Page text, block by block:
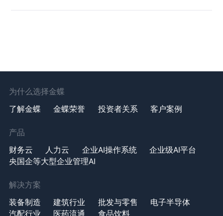
为什么选择金蝶
了解金蝶
金蝶荣誉 投资者关系 客户案例
产品
财务云
人力云 企业AI操作系统
企业级AI平台
央国企等大型企业管理AI
解决方案
装备制造
建筑行业 批发与零售
电子半导体
汽配行业
医药流通 食品饮料